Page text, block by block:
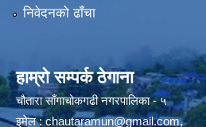
निवेदनको ढाँचा
हाम्रो सम्पर्क ठेगाना
चौतारा साँगाचोकगढी नगरपालिका - ५
इमेल :chautaramun@gmail.com,